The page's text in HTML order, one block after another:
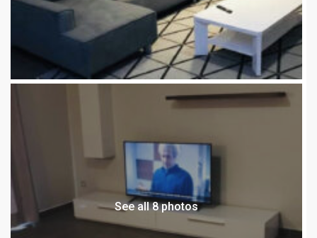
See all 8 photos